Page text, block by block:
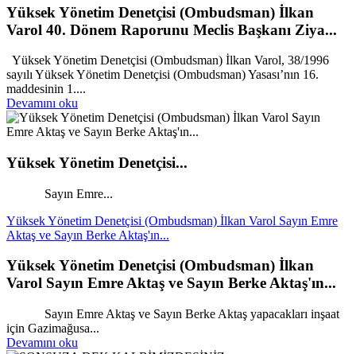
Yüksek Yönetim Denetçisi (Ombudsman) İlkan
Varol 40. Dönem Raporunu Meclis Başkanı Ziya...
Yüksek Yönetim Denetçisi (Ombudsman) İlkan Varol, 38/1996
sayılı Yüksek Yönetim Denetçisi (Ombudsman) Yasası’nın 16.
maddesinin 1....
Devamını oku
Yüksek Yönetim Denetçisi...
Sayın Emre...
Yüksek Yönetim Denetçisi (Ombudsman) İlkan Varol Sayın Emre
Aktaş ve Sayın Berke Aktaş'ın...
Yüksek Yönetim Denetçisi (Ombudsman) İlkan
Varol Sayın Emre Aktaş ve Sayın Berke Aktaş'ın...
Sayın Emre Aktaş ve Sayın Berke Aktaş yapacakları inşaat
için Gazimağusa...
Devamını oku